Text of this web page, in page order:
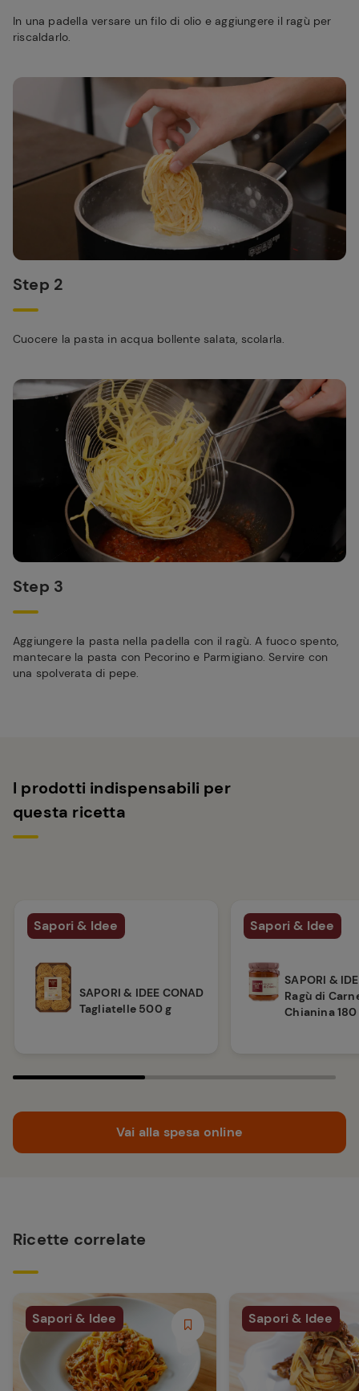
In una padella versare un filo di olio e aggiungere il ragù per
riscaldarlo.
Step 2
Cuocere la pasta in acqua bollente salata, scolarla.
Step 3
Aggiungere la pasta nella padella con il ragù. A fuoco spento,
mantecare la pasta con Pecorino e Parmigiano. Servire con
una spolverata di pepe.
I prodotti indispensabili per
questa ricetta
Sapori & Idee
SAPORI & IDEE CONAD
Tagliatelle 500 g
Sapori & Idee
SAPORI &
Ragù di
Chianina 180
Vai alla spesa online
Ricette correlate
Sapori & Idee Sapori & Idee